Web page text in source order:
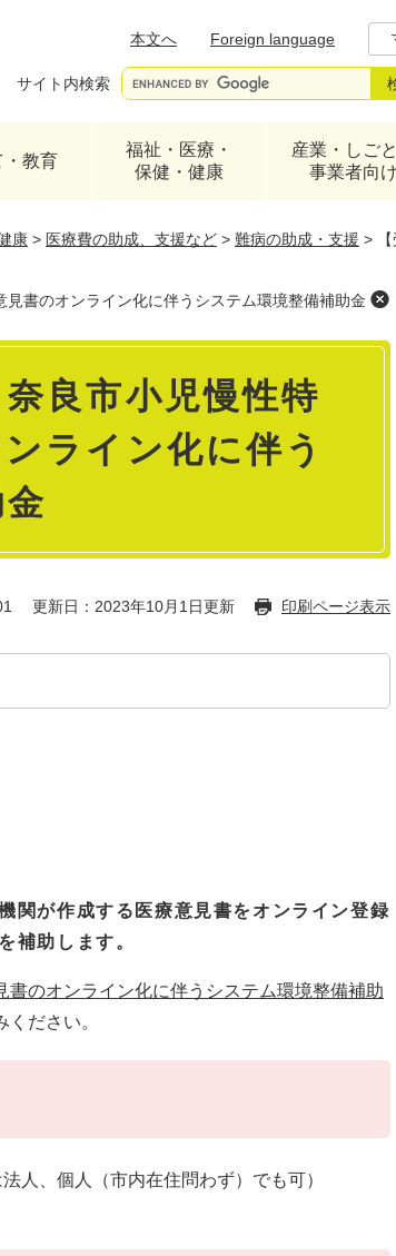
本文へ
Foreign language
サイト内検索
・教育
福祉・医療・
保健・健康
産業・しごと
事業者向け
康 > 医療費の助成、支援など > 難病の助成・支援 >
見書のオンライン化に伴うシステム環境整備補助金
良市小児慢性特
ライン化に伴う
更新日：2023年10月1日更新 印刷ページ表示
関が作成する医療意見書をオンライン登録
補助します。
書のオンライン化に伴うシステム環境整備補助
ださい。
人、個人（市内在住問わず）でも可）